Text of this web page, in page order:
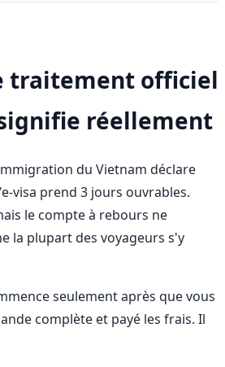
traitement officiel
réellement
du Vietnam déclare
visa prend 3 jours ouvrables.
le compte à rebours ne
la plupart des voyageurs s'y
seulement après que vous
complète et payé les frais. Il